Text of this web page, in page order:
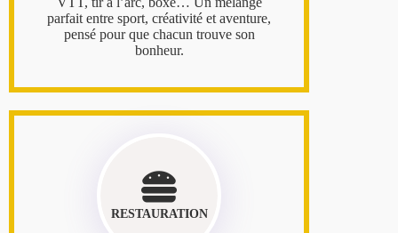
parfait entre sport, créativité et aventure,
pensé pour que chacun trouve son
bonheur.
RESTAURATION